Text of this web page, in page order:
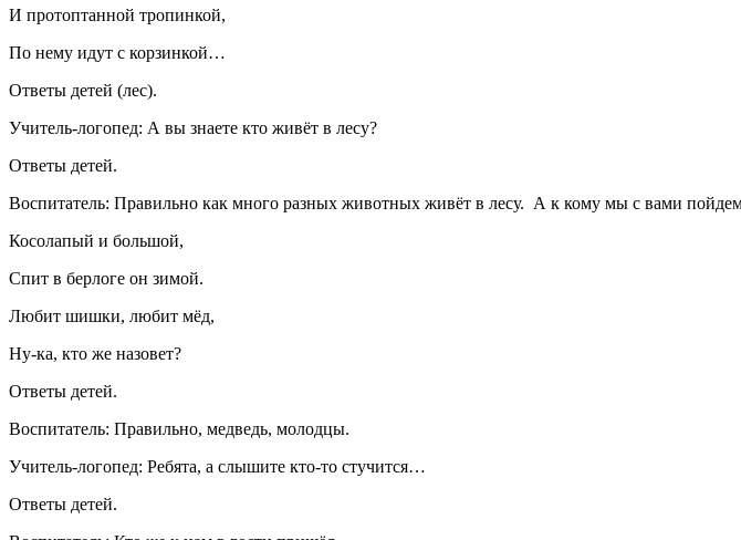
И протоптанной тропинкой,
По нему идут с корзинкой…
Ответы детей (лес).
Учитель-логопед: А вы знаете кто живёт в лесу?
Ответы детей.
Воспитатель: Правильно как много разных животных живёт в лесу. А к кому мы с вами пойдем,
Косолапый и большой,
Спит в берлоге он зимой.
Любит шишки, любит мёд,
Ну-ка, кто же назовет?
Ответы детей.
Воспитатель: Правильно, медведь, молодцы.
Учитель-логопед: Ребята, а слышите кто-то стучится…
Ответы детей.